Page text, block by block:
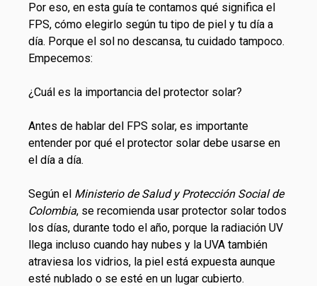
Por eso, en esta guía te contamos qué significa el
FPS, cómo elegirlo según tu tipo de piel y tu día a
día. Porque el sol no descansa, tu cuidado tampoco.
Empecemos:
¿Cuál es la importancia del protector solar?
Antes de hablar del FPS solar, es importante
entender por qué el protector solar debe usarse en
el día a día.
Según el Ministerio de Salud y Protección Social de
Colombia, se recomienda usar protector solar todos
los días, durante todo el año, porque la radiación UV
llega incluso cuando hay nubes y la UVA también
atraviesa los vidrios, la piel está expuesta aunque
esté nublado o se esté en un lugar cubierto.